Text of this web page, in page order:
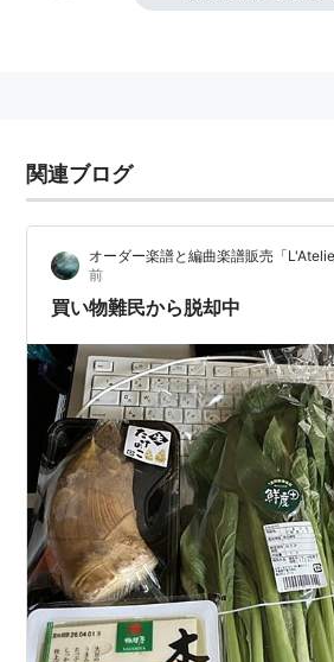
イオン九州
併）
イオン琉球（2011年5月21日、
変更）
マックスバリュ北海道
マックスバリュ北東北
マックスバリュ南東北
マックスバリュ関東
マックスバリュ東海
マックスバリュ北陸
マックスバリュ長野
マックスバリュ中部
マックスバリュ中京
マックスバリュ西日本
関連ブログ
オーダー楽譜と編曲楽譜販売「
前
買い物難民から脱却中